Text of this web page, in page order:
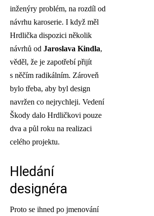
inženýry problém, na rozdíl od
návrhu karoserie. I když měl
Hrdlička dispozici několik
návrhů od Jaroslava Kindla,
věděl, že je zapotřebí přijít
s něčím radikálním. Zároveň
bylo třeba, aby byl design
navržen co nejrychleji. Vedení
Škody dalo Hrdličkovi pouze
dva a půl roku na realizaci
celého projektu.
Hledání
designéra
Proto se ihned po jmenování